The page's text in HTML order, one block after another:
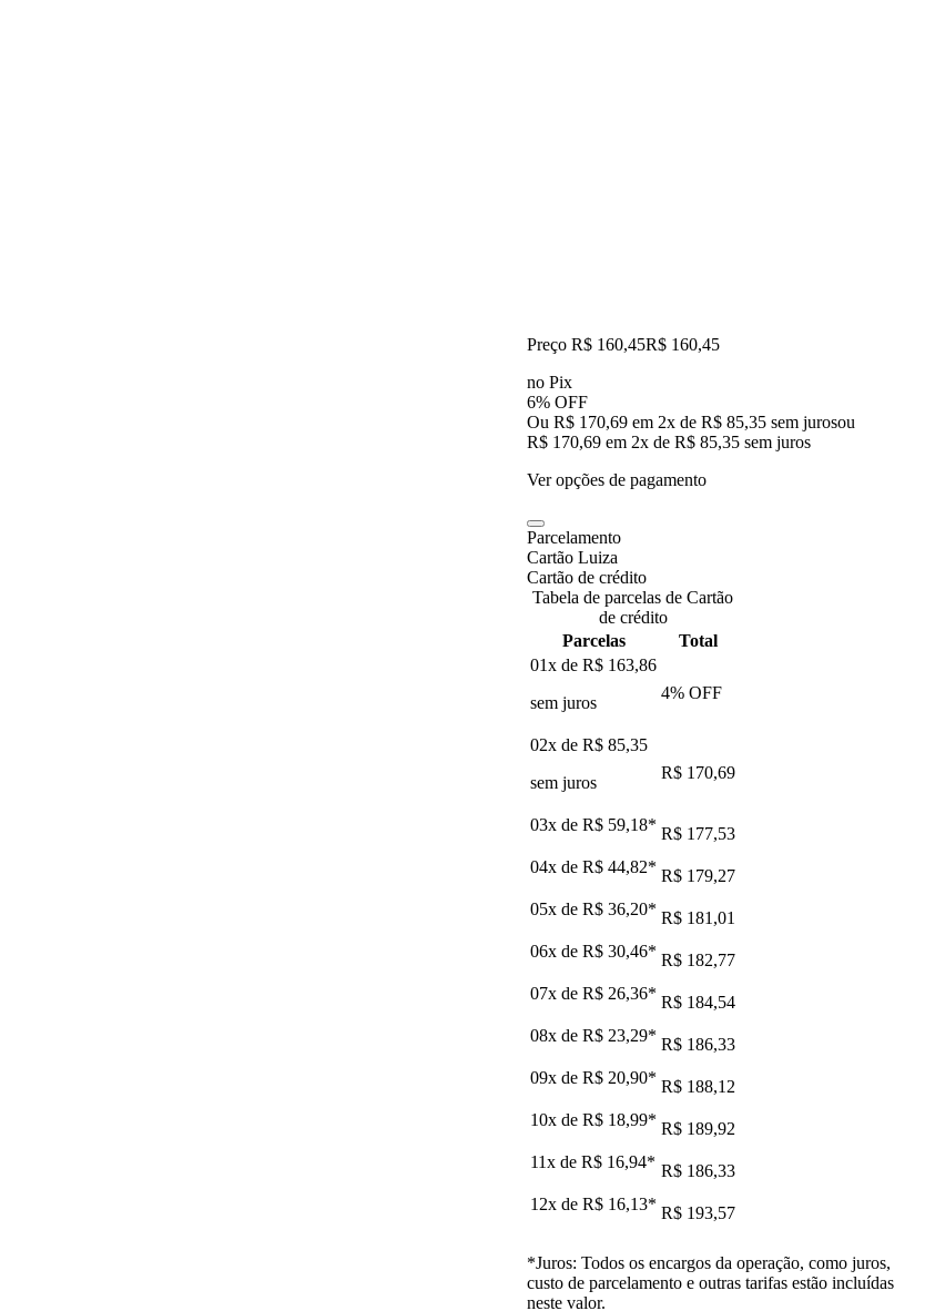
Preço R$ 160,45R$ 160,45
no Pix
6% OFF
Ou R$ 170,69 em 2x de R$ 85,35 sem jurosou
R$ 170,69 em 2x de R$ 85,35 sem juros
Ver opções de pagamento
Parcelamento
Cartão Luiza
Cartão de crédito
Tabela de parcelas de Cartão
de crédito
Parcelas
Total
01x de R$ 163,86
sem juros
4% OFF
02x de R$ 85,35
sem juros
R$ 170,69
03x de R$ 59,18* R$ 177,53
04x de R$ 44,82* R$ 179,27
05x de R$ 36,20* R$ 181,01
06x de R$ 30,46* R$ 182,77
07x de R$ 26,36* R$ 184,54
08x de R$ 23,29* R$ 186,33
09x de R$ 20,90* R$ 188,12
10x de R$ 18,99* R$ 189,92
11x de R$ 16,94* R$ 186,33
12x de R$ 16,13* R$ 193,57
*Juros: Todos os encargos da operação, como juros,
custo de parcelamento e outras tarifas estão incluídas
neste valor.